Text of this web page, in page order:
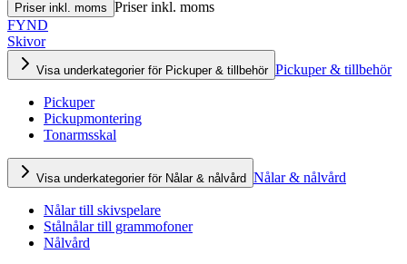
Priser inkl. moms Priser inkl. moms
FYND
Skivor
Visa underkategorier för Pickuper & tillbehör Pickuper & tillbehör
Pickuper
Pickupmontering
Tonarmsskal
Visa underkategorier för Nålar & nålvård Nålar & nålvård
Nålar till skivspelare
Stålnålar till grammofoner
Nålvård